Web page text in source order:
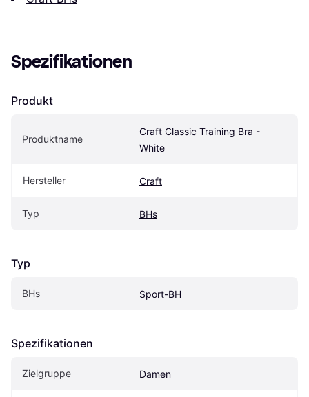
Spezifikationen
Produkt
Produktname
Craft Classic Training Bra -
White
Hersteller Craft
Typ BHs
Typ
BHs Sport-BH
Spezifikationen
Zielgruppe Damen